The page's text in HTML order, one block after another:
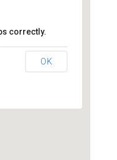
correctly.
OK